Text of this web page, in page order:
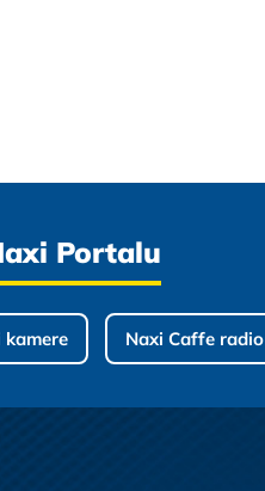
Portalu
kamere Naxi Caffe radio